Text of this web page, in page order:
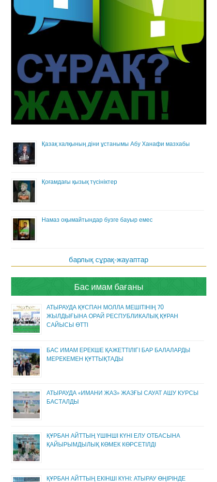
Қазақ халқының діни ұстанымы Абу Ханафи мазхабы
Қоғамдағы қызық түсініктер
Намаз оқымайтындар бузге бауыр емес
барлық сұрақ-жауаптар
Бас имам бағаны
АТЫРАУДА ҚҰСПАН МОЛЛА МЕШІТІНІҢ 70
ЖЫЛДЫҒЫНА ОРАЙ РЕСПУБЛИКАЛЫҚ ҚҰРАН
САЙЫСЫ ӨТТІ
БАС ИМАМ ЕРЕКШЕ ҚАЖЕТТІЛІГІ БАР БАЛАЛАРДЫ
МЕРЕКЕМЕН ҚҰТТЫҚТАДЫ
АТЫРАУДА «ИМАНИ ЖАЗ» ЖАЗҒЫ САУАТ АШУ КУРСЫ
БАСТАЛДЫ
ҚҰРБАН АЙТТЫҢ ҮШІНШІ КҮНІ ЕЛУ ОТБАСЫНА
ҚАЙЫРЫМДЫЛЫҚ КӨМЕК КӨРСЕТІЛДІ
ҚҰРБАН АЙТТЫҢ ЕКІНШІ КҮНІ: АТЫРАУ ӨҢІРІНДЕ